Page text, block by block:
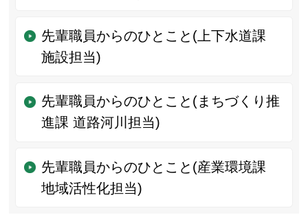
先輩職員からのひとこと(上下水道課
施設担当)
先輩職員からのひとこと(まちづくり推
進課 道路河川担当)
先輩職員からのひとこと(産業環境課
地域活性化担当)